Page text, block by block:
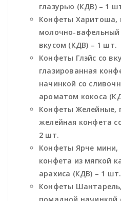
глазурью (КДВ) – 1
Конфеты Харитоша,
молочно-
вкусом (КДВ) – 1 шт.
Конфеты Глэйс со
глазированная
начинкой со
ароматом кокоса
Конфеты Желейные,
желейная конфета
2 шт.
Конфеты Ярче мини,
конфета из мягкой
арахиса (КДВ) – 1 шт.
Конфеты